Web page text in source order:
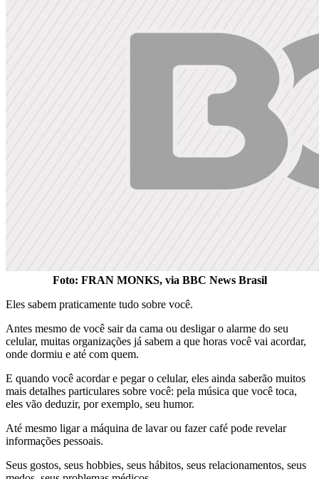
Foto: FRAN MONKS, via BBC News Brasil
Eles sabem praticamente tudo sobre você.
Antes mesmo de você sair da cama ou desligar o alarme do seu
celular, muitas organizações já sabem a que horas você vai acordar,
onde dormiu e até com quem.
E quando você acordar e pegar o celular, eles ainda saberão muitos
mais detalhes particulares sobre você: pela música que você toca,
eles vão deduzir, por exemplo, seu humor.
Até mesmo ligar a máquina de lavar ou fazer café pode revelar
informações pessoais.
Seus gostos, seus hobbies, seus hábitos, seus relacionamentos, seus